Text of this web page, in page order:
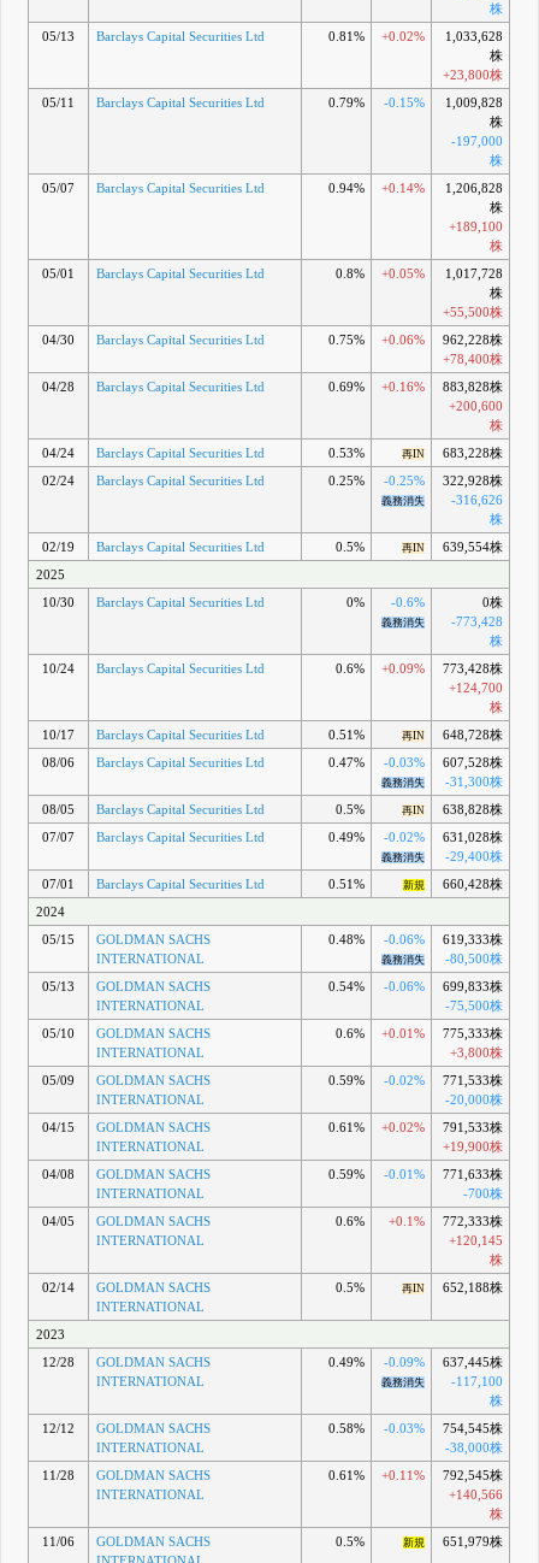
株
05/13
Barclays Capital Securities Ltd 0.81% +0.02%
1,033,628
株
+23,800株
05/11
Barclays Capital Securities Ltd 0.79% -0.15%
1,009,828
株
-197,000
株
05/07
Barclays Capital Securities Ltd 0.94% +0.14%
1,206,828
株
+189,100
株
05/01
Barclays Capital Securities Ltd 0.8% +0.05%
1,017,728
株
+55,500株
04/30
Barclays Capital Securities Ltd 0.75% +0.06%
962,228株
+78,400株
04/28
Barclays Capital Securities Ltd 0.69% +0.16%
883,828株
+200,600
株
04/24
Barclays Capital Securities Ltd 0.53% 再IN
683,228株
02/24
Barclays Capital Securities Ltd 0.25% -0.25%
義務消失
322,928株
-316,626
株
02/19
Barclays Capital Securities Ltd 0.5% 再IN
639,554株
2025
10/30
Barclays Capital Securities Ltd 0% -0.6%
義務消失
0株
-773,428
株
10/24
Barclays Capital Securities Ltd 0.6% +0.09%
773,428株
+124,700
株
10/17
Barclays Capital Securities Ltd 0.51% 再IN
648,728株
08/06
Barclays Capital Securities Ltd 0.47% -0.03%
義務消失
607,528株
-31,300株
08/05
Barclays Capital Securities Ltd 0.5% 再IN
638,828株
07/07
Barclays Capital Securities Ltd 0.49% -0.02%
義務消失
631,028株
-29,400株
07/01
Barclays Capital Securities Ltd 0.51% 新規
660,428株
2024
05/15
GOLDMAN SACHS
INTERNATIONAL
0.48% -0.06%
義務消失
619,333株
-80,500株
05/13
GOLDMAN SACHS
INTERNATIONAL
0.54% -0.06%
699,833株
-75,500株
05/10
GOLDMAN SACHS
INTERNATIONAL
0.6% +0.01%
775,333株
+3,800株
05/09
GOLDMAN SACHS
INTERNATIONAL
0.59% -0.02%
771,533株
-20,000株
04/15
GOLDMAN SACHS
INTERNATIONAL
0.61% +0.02%
791,533株
+19,900株
04/08
GOLDMAN SACHS
INTERNATIONAL
0.59% -0.01%
771,633株
-700株
04/05
GOLDMAN SACHS
INTERNATIONAL
0.6% +0.1%
772,333株
+120,145
株
02/14
GOLDMAN SACHS
INTERNATIONAL
0.5% 再IN 652,188株
2023
12/28
GOLDMAN SACHS
INTERNATIONAL
0.49% -0.09%
義務消失
637,445株
-117,100
株
12/12
GOLDMAN SACHS
INTERNATIONAL
0.58% -0.03%
754,545株
-38,000株
11/28
GOLDMAN SACHS
INTERNATIONAL
0.61% +0.11%
792,545株
+140,566
株
11/06
GOLDMAN SACHS
0.5% 新規 651,979株